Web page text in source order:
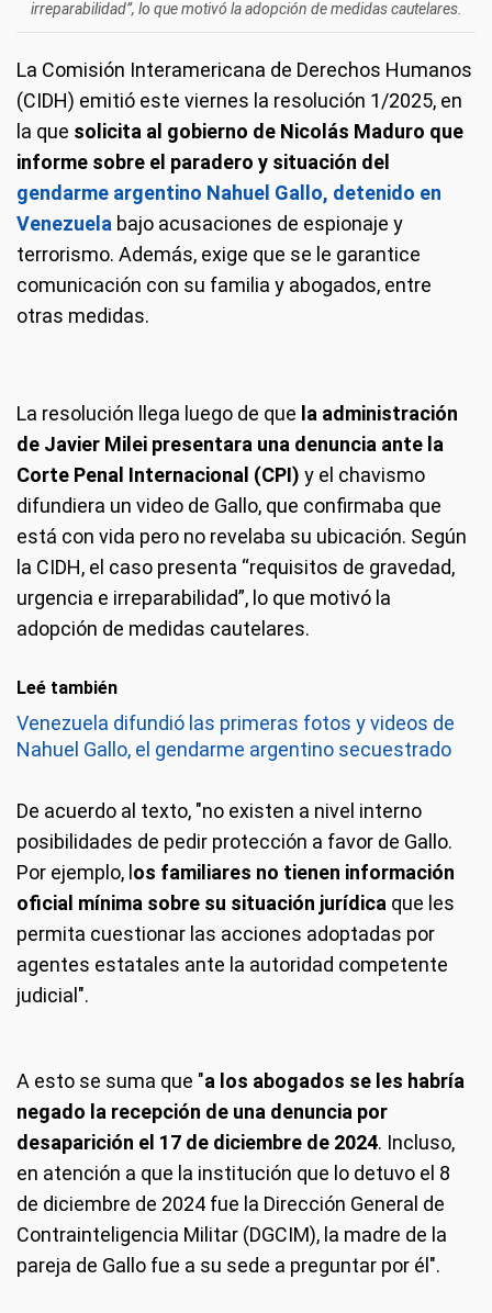
irreparabilidad”, lo que motivó la adopción de medidas cautelares.
La Comisión Interamericana de Derechos Humanos
(CIDH) emitió este viernes la resolución 1/2025, en
la que solicita al gobierno de Nicolás Maduro que
informe sobre el paradero y situación del
gendarme argentino Nahuel Gallo, detenido en
Venezuela bajo acusaciones de espionaje y
terrorismo. Además, exige que se le garantice
comunicación con su familia y abogados, entre
otras medidas.
La resolución llega luego de que la administración
de Javier Milei presentara una denuncia ante la
Corte Penal Internacional (CPI) y el chavismo
difundiera un video de Gallo, que confirmaba que
está con vida pero no revelaba su ubicación. Según
la CIDH, el caso presenta “requisitos de gravedad,
urgencia e irreparabilidad”, lo que motivó la
adopción de medidas cautelares.
Leé también
Venezuela difundió las primeras fotos y videos de
Nahuel Gallo, el gendarme argentino secuestrado
De acuerdo al texto, "no existen a nivel interno
posibilidades de pedir protección a favor de Gallo.
Por ejemplo, los familiares no tienen información
oficial mínima sobre su situación jurídica que les
permita cuestionar las acciones adoptadas por
agentes estatales ante la autoridad competente
judicial".
A esto se suma que "a los abogados se les habría
negado la recepción de una denuncia por
desaparición el 17 de diciembre de 2024. Incluso,
en atención a que la institución que lo detuvo el 8
de diciembre de 2024 fue la Dirección General de
Contrainteligencia Militar (DGCIM), la madre de la
pareja de Gallo fue a su sede a preguntar por él".